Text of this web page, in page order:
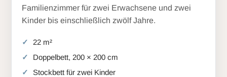
Familienzimmer für zwei Erwachsene und zwei
Kinder bis einschließlich zwölf Jahre.
22 m²
Doppelbett, 200 × 200 cm
Stockbett für zwei Kinder